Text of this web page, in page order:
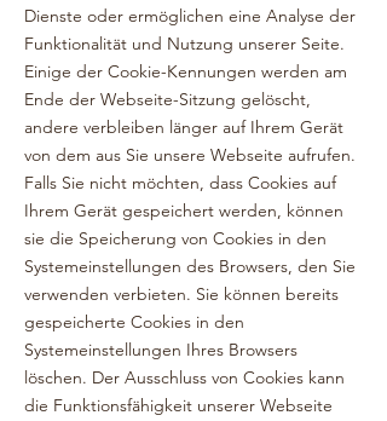
Dienste oder ermöglichen eine Analyse der
Funktionalität und Nutzung unserer Seite.
Einige der Cookie-Kennungen werden am
Ende der Webseite-Sitzung gelöscht,
andere verbleiben länger auf Ihrem Gerät
von dem aus Sie unsere Webseite aufrufen.
Falls Sie nicht möchten, dass Cookies auf
Ihrem Gerät gespeichert werden, können
sie die Speicherung von Cookies in den
Systemeinstellungen des Browsers, den Sie
verwenden verbieten. Sie können bereits
gespeicherte Cookies in den
Systemeinstellungen Ihres Browsers
löschen. Der Ausschluss von Cookies kann
die Funktionsfähigkeit unserer Webseite